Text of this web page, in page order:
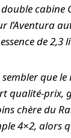
cabine
l’Aventura
de 2,3
sembler que
qualité-prix,
chère du
4×2, alors